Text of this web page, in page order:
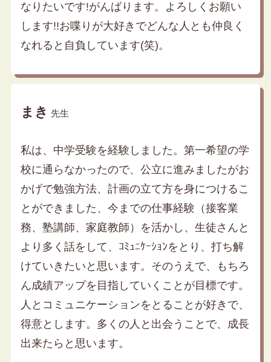
なりたいです!がんばります。よろしくお願い
します!!お喋りが大好きでどんな人とも仲良く
なれると自負しています(笑)。
まき 先生
私は、中学受験を経験しました。第一希望の学
校に通らなかったので、公立に進みましたがお
かげで勉強方法、計画の立て方を身につけるこ
とができました、今までの仕事経験（接客業
務、塾講師、家庭教師）を活かし、生徒さんと
より多く話をして、ｺﾐｭﾆｹｰｼｮﾝをとり、打ち解
けていきたいと思います。そのうえで、もちろ
ん成績アップを目指していくことが目標です。
人とコミュニケーションをとることが好きで、
得意とします。多くの人と出会うことで、成長
出来たらと思います。